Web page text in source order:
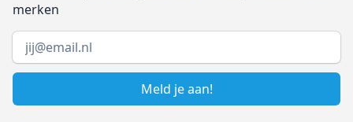
merken
Email address
Meld je aan!